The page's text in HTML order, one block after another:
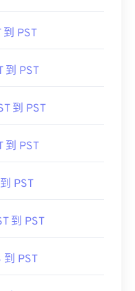
到 PST
到 PST
到 PST
到 PST
PST
到 PST
到 PST